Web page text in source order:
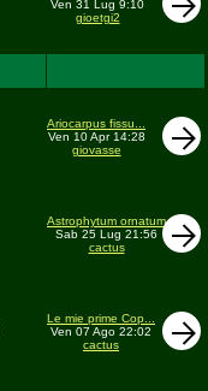
Ven 31 Lug 9:10
gioetgi2
Ariocarpus fissu...
Ven 10 Apr 14:28
giovasse
Astrophytum ornatum
Sab 25 Lug 21:56
cactus
Le mie prime Cop...
Ven 07 Ago 22:02
cactus